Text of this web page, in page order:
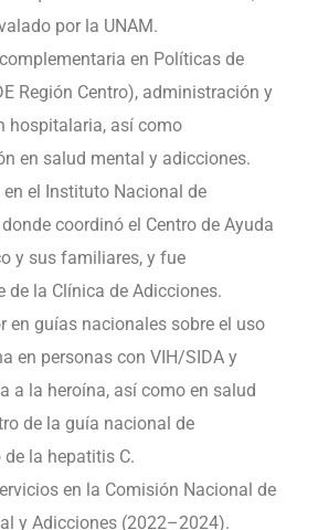
por la UNAM.
en Políticas de
Región Centro), administración y
hospitalaria, así como
en salud mental y adicciones.
en el Instituto Nacional de
coordinó el Centro de Ayuda
y sus familiares, y fue
de la Clínica de Adicciones.
en guías nacionales sobre el uso
en personas con VIH/SIDA y
a la heroína, así como en salud
de la guía nacional de
la hepatitis C.
en la Comisión Nacional de
y Adicciones (2022–2024).